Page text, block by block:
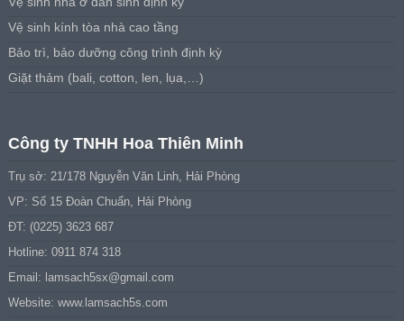
Vệ sinh kính tòa nhà cao tầng
Bảo trì, bảo dưỡng công trình định kỳ
Giặt thảm (bali, cotton, len, lụa,…)
Công ty TNHH Hoa Thiên Minh
Trụ sở: 21/178 Nguyễn Văn Linh, Hải Phòng
VP: Số 15 Đoàn Chuẩn, Hải Phòng
ĐT: (0225) 3623 687
Hotline: 0911 874 318
Email: lamsach5sx@gmail.com
Website: www.lamsach5s.com